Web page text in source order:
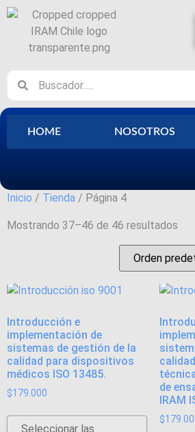
HOME NOSOTROS
Inicio / Tienda / Página 4
Mostrando 37–46 de 46 resultados
Introducción e
implementación de
sistemas de gestión de la
calidad para dispositivos
médicos ISO 13485.
$179.000
Seleccionar las
de
IRAM
$